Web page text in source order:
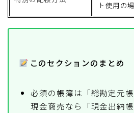
ト使用の場
このセクションのまとめ
必須の帳簿は「総勘定元
現金商売なら「現金出納